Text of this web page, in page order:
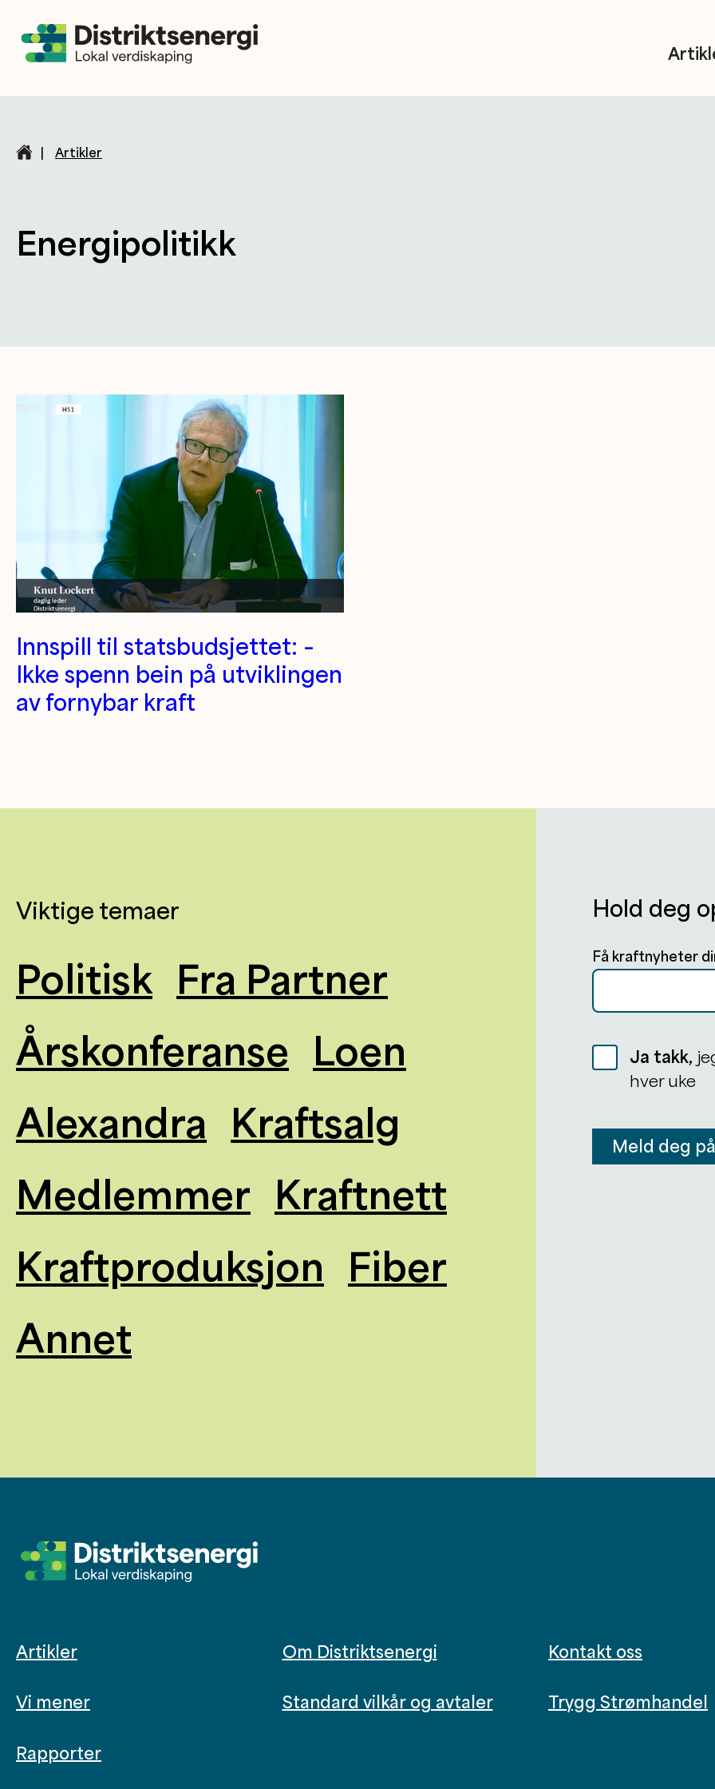
Artikler
Energipolitikk
Kategori/tag artikler
Innspill til statsbudsjettet: –
Ikke spenn bein på utviklingen
av fornybar kraft
Viktige temaer
Politisk Fra Partner
Årskonferanse Loen
Alexandra Kraftsalg
Medlemmer Kraftnett
Kraftproduksjon Fiber
Annet
Hold deg
Få kraftnyheter
Ja takk,
hver uke
Meld deg på
Artikler
Vi mener
Rapporter
Om Distriktsenergi
Standard vilkår og avtaler
Kontakt oss
Trygg Strømhandel